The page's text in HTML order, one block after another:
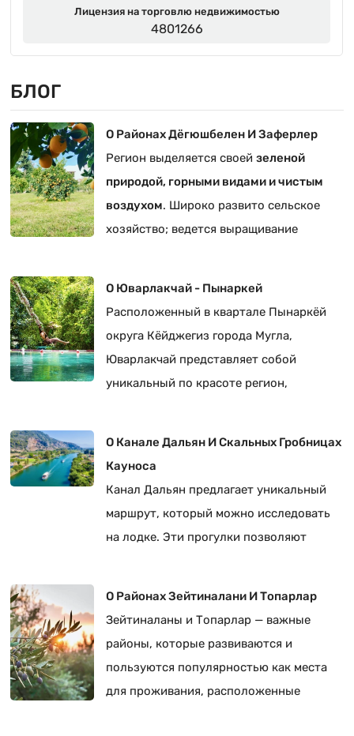
Лицензия на торговлю недвижимостью
4801266
БЛОГ
О Районах Дёгюшбелен И Заферлер
Регион выделяется своей зеленой
природой, горными видами и чистым
воздухом. Широко развито сельское
хозяйство; ведется выращивание
О Юварлакчай - Пынаркей
Расположенный в квартале Пынаркёй
округа Кёйджегиз города Мугла,
Юварлакчай представляет собой
уникальный по красоте регион,
О Канале Дальян И Скальных Гробницах
Кауноса
Канал Дальян предлагает уникальный
маршрут, который можно исследовать
на лодке. Эти прогулки позволяют
О Районах Зейтиналани И Топарлар
Зейтиналаны и Топарлар — важные
районы, которые развиваются и
пользуются популярностью как места
для проживания, расположенные